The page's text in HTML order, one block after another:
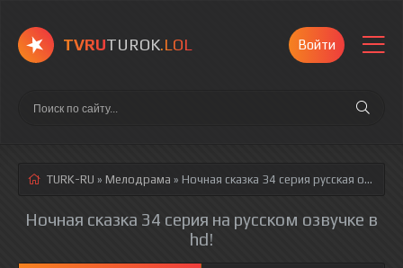
TVRUTUROK.LOL Войти
TURK-RU » Мелодрама » Ночная сказка 34 серия русская озвучка полностью смотреть онлайн!
Ночная сказка 34 серия на русском озвучке в
hd!